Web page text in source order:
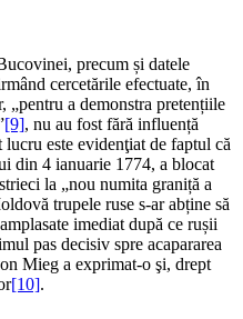
precum și datele
cercetările efectuate, în
„pentru a demonstra pretențiile
[9], nu au fost fără influență
este evidenţiat de faptul că
din 4 ianuarie 1774, a blocat
la „nou numita graniță a
trupele ruse s-ar abține să
imediat după ce rușii
pas decisiv spre acapararea
Mieg a exprimat-o şi, drept
[10].